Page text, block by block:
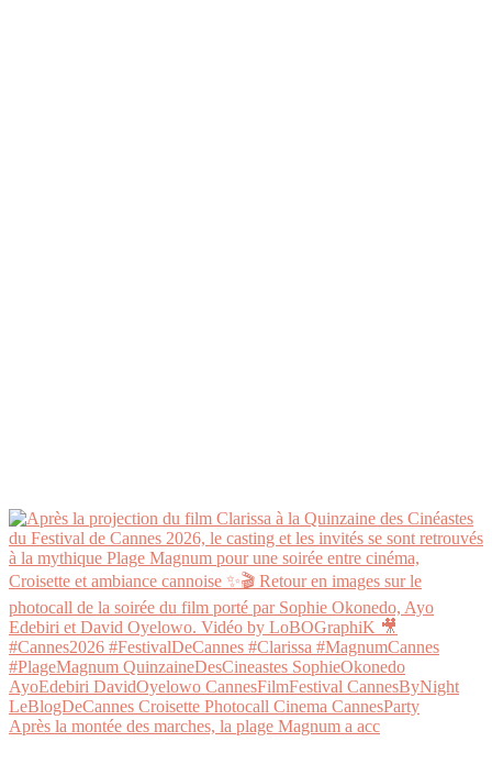
Après la montée des marches, la plage Magnum a acc